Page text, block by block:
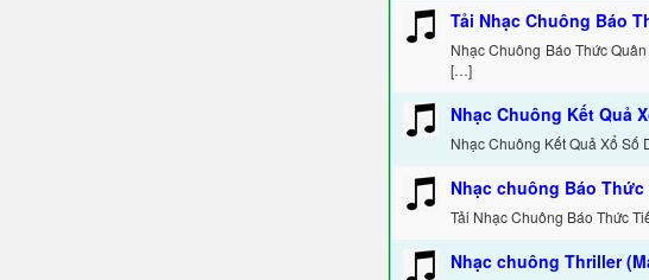
Tải Nhạc Chuông Báo
Nhạc Chuông Báo Thức
[…]
Nhạc Chuông Kết Quả
Nhạc Chuông Kết Quả Xổ Số
Nhạc chuông Báo
Tải Nhạc Chuông Báo Thức
Nhạc chuông Thriller